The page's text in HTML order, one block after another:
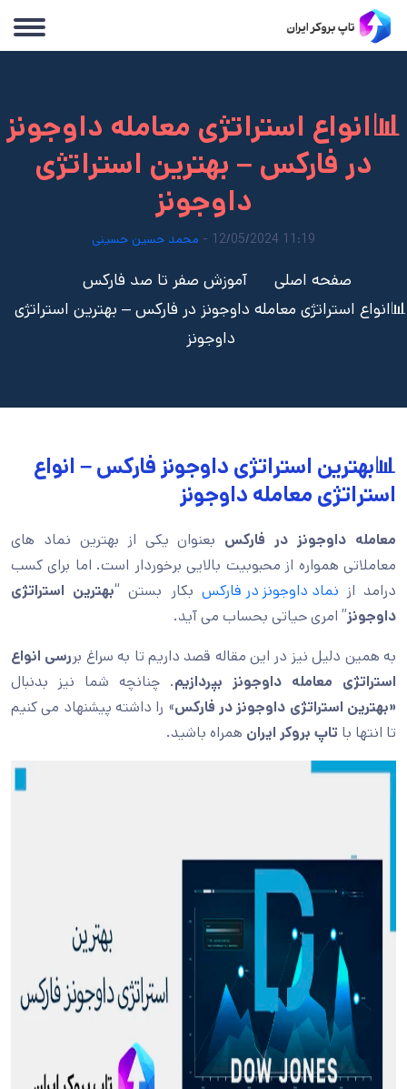
📊انواع استراتژی معامله داوجونز
در فارکس – بهترین استراتژی
داوجونز
11:19 12/05/2024 - محمد حسین حسینی
صفحه اصلی
آموزش صفر تا صد فارکس
📊انواع استراتژی معامله داوجونز در فارکس – بهترین استراتژی
داوجونز
📊بهترین استراتژی داوجونز فارکس – انواع
استراتژی معامله داوجونز
معامله داوجونز در فارکس بعنوان یکی از بهترین نماد های
معاملاتی همواره از محبوبیت بالایی برخوردار است. اما برای کسب
درامد از نماد داوجونز در فارکس بکار بستن “بهترین استراتژی
داوجونز” امری حیاتی بحساب می آید.
به همین دلیل نیز در این مقاله قصد داریم تا به سراغ بررسی انواع
استراتژی معامله داوجونز بپردازیم. چنانچه شما نیز بدنبال
«بهترین استراتژی داوجونز در فارکس» را داشته پیشنهاد می کنیم
تا انتها با تاپ بروکر ایران همراه باشید.